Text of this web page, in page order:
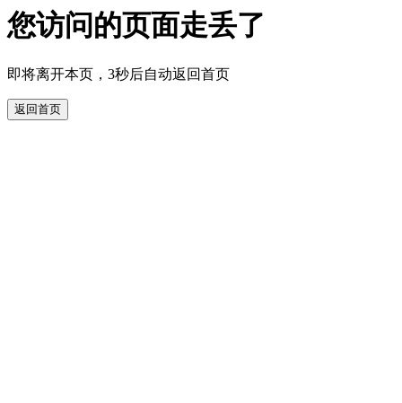
您访问的页面走丢了
即将离开本页，3秒后自动返回首页
返回首页